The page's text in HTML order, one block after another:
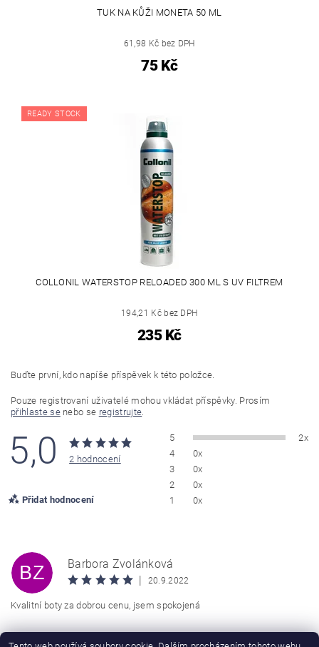
TUK NA KŮŽI MONETA 50 ML
61,98 Kč bez DPH
75 Kč
READY STOCK
COLLONIL WATERSTOP RELOADED 300 ML S UV FILTREM
194,21 Kč bez DPH
235 Kč
Buďte první, kdo napíše příspěvek k této položce.
Pouze registrovaní uživatelé mohou vkládat příspěvky. Prosím
přihlaste senebo se registrujte
5,0 2 hodnocení
Přidat hodnocení
5
2x
4
0x
3
0x
2
0x
1
0x
BZ
Barbora Zvolánková
|
20.9.2022
Kvalitní boty za dobrou cenu, jsem spokojená